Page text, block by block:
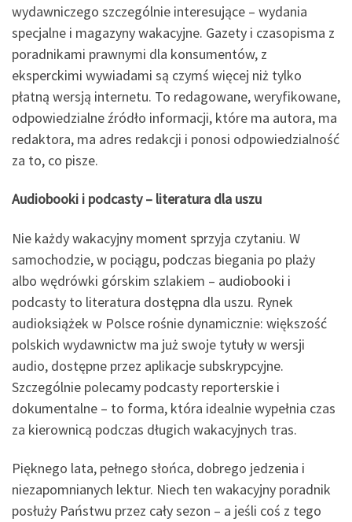
wydawniczego szczególnie interesujące – wydania
specjalne i magazyny wakacyjne. Gazety i czasopisma z
poradnikami prawnymi dla konsumentów, z
eksperckimi wywiadami są czymś więcej niż tylko
płatną wersją internetu. To redagowane, weryfikowane,
odpowiedzialne źródło informacji, które ma autora, ma
redaktora, ma adres redakcji i ponosi odpowiedzialność
za to, co pisze.
Audiobooki i podcasty – literatura dla uszu
Nie każdy wakacyjny moment sprzyja czytaniu. W
samochodzie, w pociągu, podczas biegania po plaży
albo wędrówki górskim szlakiem – audiobooki i
podcasty to literatura dostępna dla uszu. Rynek
audioksiążek w Polsce rośnie dynamicznie: większość
polskich wydawnictw ma już swoje tytuły w wersji
audio, dostępne przez aplikacje subskrypcyjne.
Szczególnie polecamy podcasty reporterskie i
dokumentalne – to forma, która idealnie wypełnia czas
za kierownicą podczas długich wakacyjnych tras.
Pięknego lata, pełnego słońca, dobrego jedzenia i
niezapomnianych lektur. Niech ten wakacyjny poradnik
posłuży Państwu przez cały sezon – a jeśli coś z tego